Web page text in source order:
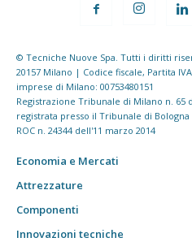
© Tecniche Nuove Spa. Tutti i diritti
20157 Milano | Codice fiscale, Partita
imprese di Milano: 00753480151
Registrazione Tribunale di Milano n. 65
registrata presso il Tribunale di Bologna
ROC n. 24344 dell'11 marzo 2014
Economia e Mercati
Attrezzature
Componenti
Innovazioni tecniche